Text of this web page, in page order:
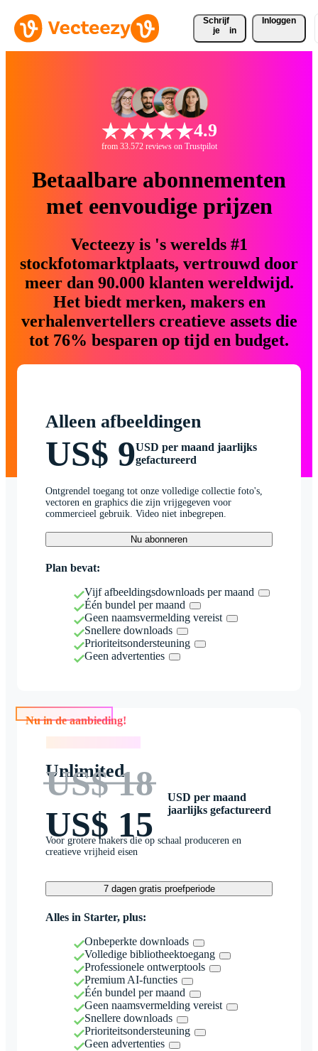
Schrijf
je
in
Inloggen
4.9
from 33.572 reviews on Trustpilot
Betaalbare abonnementen
met eenvoudige prijzen
Vecteezy is 's werelds #1
stockfotomarktplaats, vertrouwd door
meer dan 90.000 klanten wereldwijd.
Het biedt merken, makers en
verhalenvertellers creatieve assets die
tot 76% besparen op tijd en budget.
Alleen afbeeldingen
US$ 9USD per maand jaarlijks
gefactureerd
Ontgrendel toegang tot onze volledige collectie foto's,
vectoren en graphics die zijn vrijgegeven voor
commercieel gebruik. Video niet inbegrepen.
Nu abonneren
Plan bevat:
Vijf afbeeldingsdownloads per maand
Één bundel per maand
Geen naamsvermelding vereist
Snellere downloads
Prioriteitsondersteuning
Geen advertenties
Nu in de aanbieding!
Unlimited
US$ 18
US$ 15
USD per maand
jaarlijks gefactureerd
Voor grotere makers die op schaal produceren en
creatieve vrijheid eisen
7 dagen gratis proefperiode
Alles in Starter, plus:
Onbeperkte downloads
Volledige bibliotheektoegang
Professionele ontwerptools
Premium AI-functies
Één bundel per maand
Geen naamsvermelding vereist
Snellere downloads
Prioriteitsondersteuning
Geen advertenties